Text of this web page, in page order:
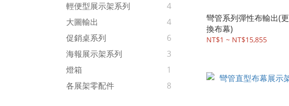
輕便型展示架系列
4
大圖輸出
4
促銷桌系列
6
海報展示架系列
3
燈箱
1
各展架零配件
8
彎管系列彈性布輸出(更
換布幕)
NT$1 ~ NT$15,855